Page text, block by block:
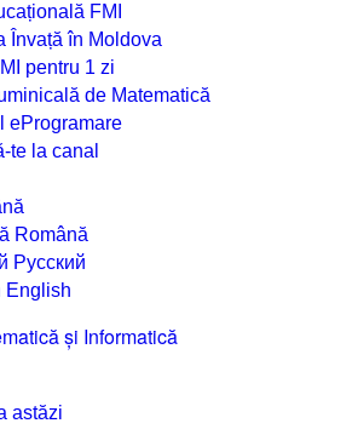
FMI
Învață în Moldova
pentru 1 zi
de Matematică
eProgramare
te la canal
Română
Русский
English
astăzi